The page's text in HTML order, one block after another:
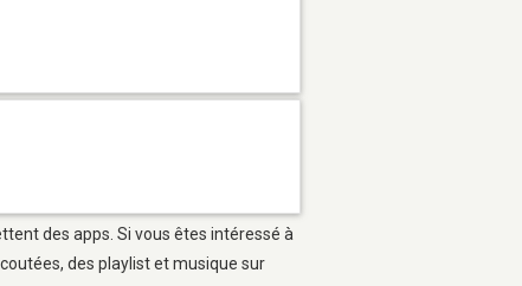
des apps. Si vous êtes intéressé à
des playlist et musique sur